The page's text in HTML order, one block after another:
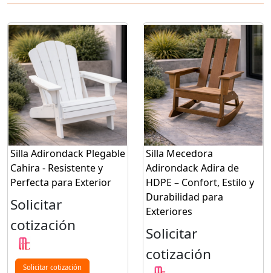
Silla Adirondack Plegable
Cahira - Resistente y
Perfecta para Exterior
Solicitar
cotización
Solicitar cotización
Silla Mecedora
Adirondack Adira de
HDPE – Confort, Estilo y
Durabilidad para
Exteriores
Solicitar
cotización